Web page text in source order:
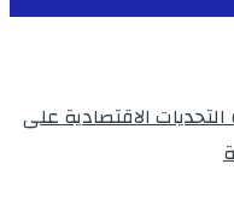
الاقتصادية على